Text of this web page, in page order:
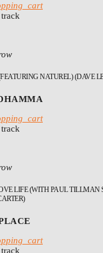
NATUREL) (DAVE
LIFE (WITH PAUL TILLMAN